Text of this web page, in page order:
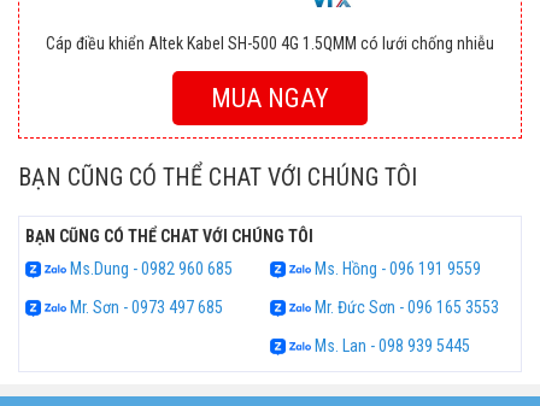
Cáp điều khiển Altek Kabel SH-500 4G 1.5QMM có lưới chống nhiễu
MUA NGAY
BẠN CŨNG CÓ THỂ CHAT VỚI CHÚNG TÔI
BẠN CŨNG CÓ THỂ CHAT VỚI CHÚNG TÔI
Ms.Dung - 0982 960 685
Ms. Hồng - 096 191 9559
Mr. Sơn - 0973 497 685
Mr. Đức Sơn - 096 165 3553
Ms. Lan - 098 939 5445